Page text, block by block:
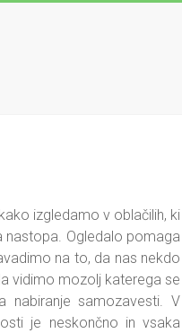
izgledamo v oblačilih, ki
nastopa. Ogledalo pomaga
na to, da nas nekdo
vidimo mozolj katerega se
nabiranje samozavesti. V
je neskončno in vsaka